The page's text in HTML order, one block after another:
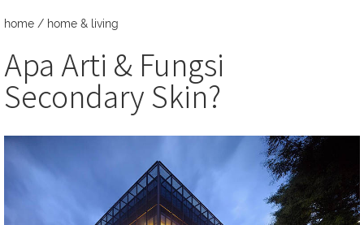
home / home & living
Apa Arti & Fungsi
Secondary Skin?